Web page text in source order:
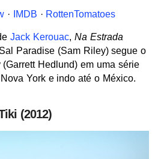
· IMDB · RottenTomatoes
Jack Kerouac, Na Estrada
Paradise (Sam Riley) segue o
Hedlund) em uma série
York e indo até o México.
(2012)